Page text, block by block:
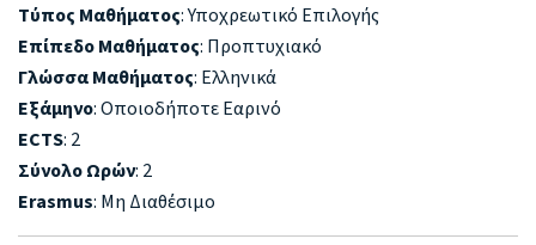
Τύπος Μαθήματος: Υποχρεωτικό Επιλογής
Επίπεδο Μαθήματος: Προπτυχιακό
Γλώσσα Μαθήματος: Ελληνικά
Εξάμηνο: Οποιοδήποτε Εαρινό
ECTS: 2
Σύνολο Ωρών: 2
Erasmus: Μη Διαθέσιμο